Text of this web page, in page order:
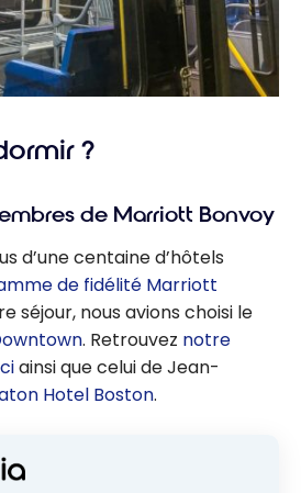
?
de Marriott Bonvoy
d’une centaine d’hôtels
de fidélité Marriott
séjour, nous avions choisi le
. Retrouvez notre
ainsi que celui de Jean-
Hotel Boston.